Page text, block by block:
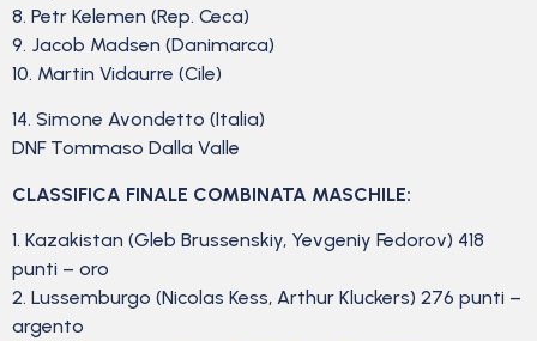
8. Petr Kelemen (Rep. Ceca)
9. Jacob Madsen (Danimarca)
10. Martin Vidaurre (Cile)
14. Simone Avondetto (Italia)
DNF Tommaso Dalla Valle
CLASSIFICA FINALE COMBINATA MASCHILE:
1. Kazakistan (Gleb Brussenskiy, Yevgeniy Fedorov) 418
punti – oro
2. Lussemburgo (Nicolas Kess, Arthur Kluckers) 276 punti –
argento